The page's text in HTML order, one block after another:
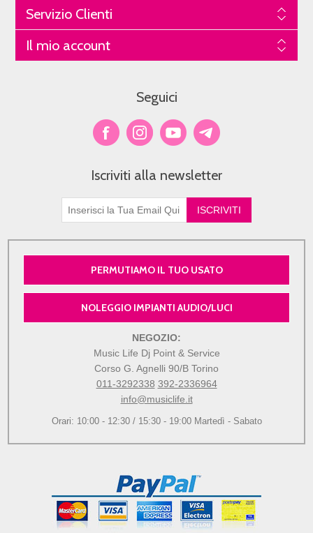
Servizio Clienti
Il mio account
Seguici
Iscriviti alla newsletter
PERMUTIAMO IL TUO USATO
NOLEGGIO IMPIANTI AUDIO/LUCI
NEGOZIO:
Music Life Dj Point & Service
Corso G. Agnelli 90/B Torino
011-3292338 392-2336964
info@musiclife.it
Orari: 10:00 - 12:30 / 15:30 - 19:00 Martedì - Sabato